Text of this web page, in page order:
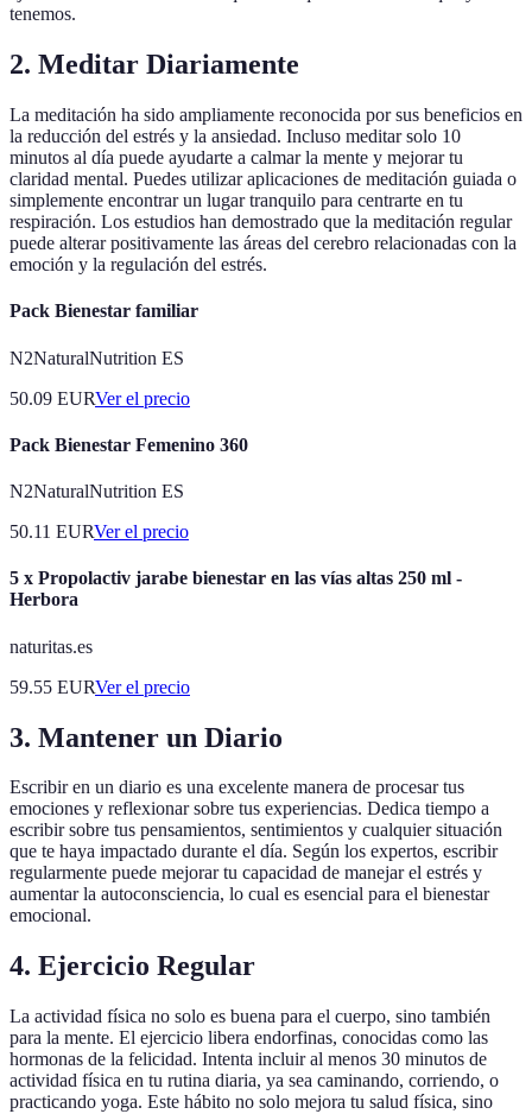
tenemos.
2. Meditar Diariamente
La meditación ha sido ampliamente reconocida por sus beneficios en
la reducción del estrés y la ansiedad. Incluso meditar solo 10
minutos al día puede ayudarte a calmar la mente y mejorar tu
claridad mental. Puedes utilizar aplicaciones de meditación guiada o
simplemente encontrar un lugar tranquilo para centrarte en tu
respiración. Los estudios han demostrado que la meditación regular
puede alterar positivamente las áreas del cerebro relacionadas con la
emoción y la regulación del estrés.
Pack Bienestar familiar
N2NaturalNutrition ES
50.09 EURVer el precio
Pack Bienestar Femenino 360
N2NaturalNutrition ES
50.11 EURVer el precio
5 x Propolactiv jarabe bienestar en las vías altas 250 ml -
Herbora
naturitas.es
59.55 EURVer el precio
3. Mantener un Diario
Escribir en un diario es una excelente manera de procesar tus
emociones y reflexionar sobre tus experiencias. Dedica tiempo a
escribir sobre tus pensamientos, sentimientos y cualquier situación
que te haya impactado durante el día. Según los expertos, escribir
regularmente puede mejorar tu capacidad de manejar el estrés y
aumentar la autoconsciencia, lo cual es esencial para el bienestar
emocional.
4. Ejercicio Regular
La actividad física no solo es buena para el cuerpo, sino también
para la mente. El ejercicio libera endorfinas, conocidas como las
hormonas de la felicidad. Intenta incluir al menos 30 minutos de
actividad física en tu rutina diaria, ya sea caminando, corriendo, o
practicando yoga. Este hábito no solo mejora tu salud física, sino